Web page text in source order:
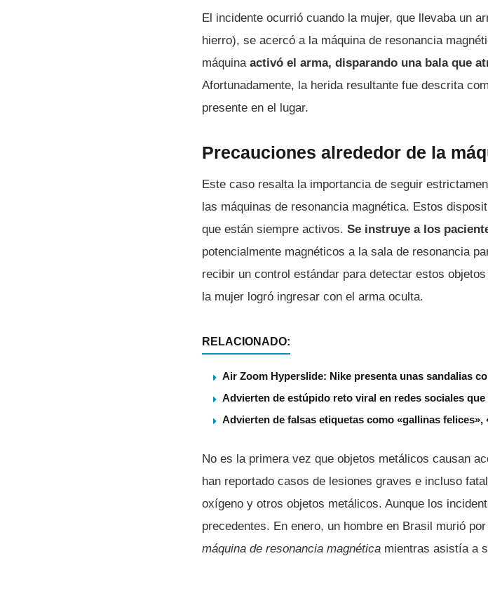
El incidente ocurrió cuando la mujer, que llevaba un
hierro), se acercó a la máquina de resonancia
máquina activó el arma, disparando una bala que
Afortunadamente, la herida resultante fue descrita
presente en el lugar.
Precauciones alrededor de la
Este caso resalta la importancia de seguir
las máquinas de resonancia magnética. Estos
que están siempre activos. Se instruye a los
potencialmente magnéticos a la sala de resonancia
recibir un control estándar para detectar estos
la mujer logró ingresar con el arma oculta.
RELACIONADO:
Air Zoom Hyperslide: Nike presenta unas sandalias
Advierten de estúpido reto viral en redes sociales
Advierten de falsas etiquetas como «gallinas felices»,
No es la primera vez que objetos metálicos causan
han reportado casos de lesiones graves e incluso
oxígeno y otros objetos metálicos. Aunque los
precedentes. En enero, un hombre en Brasil murió
máquina de resonancia magnética mientras asistía a